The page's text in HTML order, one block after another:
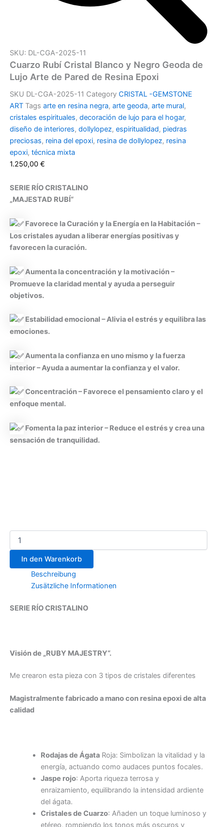
SKU: DL-CGA-2025-11
Cuarzo Rubí Cristal Blanco y Negro Geoda de
Lujo Arte de Pared de Resina Epoxi
SKU DL-CGA-2025-11 Category CRISTAL -GEMSTONE
ART Tags arte en resina negra, arte geoda, arte mural,
cristales espirituales, decoración de lujo para el hogar,
diseño de interiores, dollylopez, espiritualidad, piedras
preciosas, reina del epoxi, resina de dollylopez, resina
epoxi, técnica mixta
1.250,00 €
SERIE RÍO CRISTALINO
„MAJESTAD RUBÍ“
Favorece la Curación y la Energía en la Habitación –
Los cristales ayudan a liberar energías positivas y
favorecen la curación.
Aumenta la concentración y la motivación –
Promueve la claridad mental y ayuda a perseguir
objetivos.
Estabilidad emocional – Alivia el estrés y equilibra las
emociones.
Aumenta la confianza en uno mismo y la fuerza
interior – Ayuda a aumentar la confianza y el valor.
Concentración – Favorece el pensamiento claro y el
enfoque mental.
Fomenta la paz interior – Reduce el estrés y crea una
sensación de tranquilidad.
In den Warenkorb
Beschreibung
Zusätzliche Informationen
SERIE RÍO CRISTALINO
Visión de „RUBY MAJESTRY“.
Me crearon esta pieza con 3 tipos de cristales diferentes
Magistralmente fabricado a mano con resina epoxi de alta
calidad
Rodajas de ÁgataRoja: Simbolizan la vitalidad y la
energía, actuando como audaces puntos focales.
Jaspe rojo: Aporta riqueza terrosa y
enraizamiento, equilibrando la intensidad ardiente
del ágata.
Cristales de Cuarzo: Añaden un toque luminoso y